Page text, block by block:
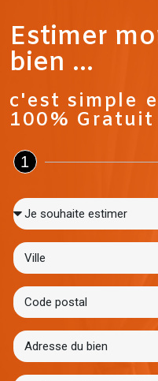
Estimer
bien ...
c'est simple
100% Gratuit
1